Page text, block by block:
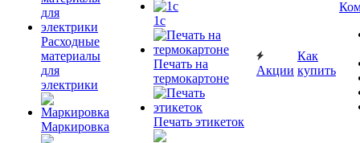
Расходные
материалы
для
электрики
Маркировка
1c
Печать на
термокартоне
Печать этикеток
Акции
Как
купить